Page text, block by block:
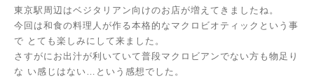
東京駅周辺はベジタリアン向けのお店が増えてきましたね。
今回は和食の料理人が作る本格的なマクロビオティックという事
で とても楽しみにして来ました。
さすがにお出汁が利いていて普段マクロビアンでない方も物足り
な い感じはない…という感想でした。